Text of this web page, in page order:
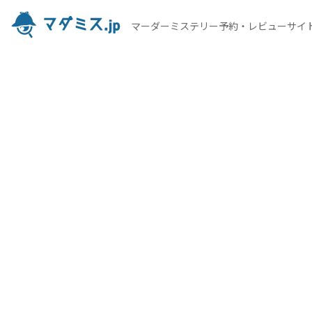
マーダーミステリー予約・レビューサイ